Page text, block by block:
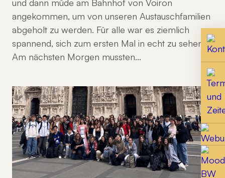
und dann müde am Bahnhof von Voiron
angekommen, um von unseren Austauschfamilien
abgeholt zu werden. Für alle war es ziemlich
spannend, sich zum ersten Mal in echt zu sehen!
Am nächsten Morgen mussten…